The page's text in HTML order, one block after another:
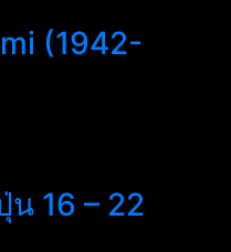
(1942-
16 – 22